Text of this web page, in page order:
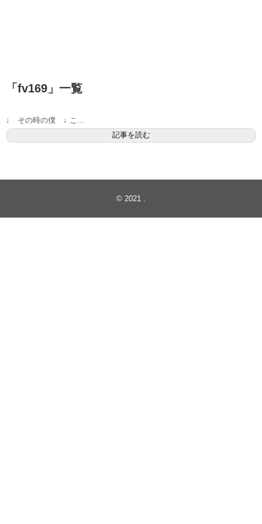
「 fv169 」 一覧
↓ その時の僕 ↓ こ...
記事を読む
© 2021